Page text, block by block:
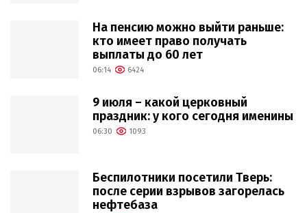
На пенсию можно выйти раньше:
кто имеет право получать
выплаты до 60 лет
06:14 6424
9 июля – какой церковный
праздник: у кого сегодня именины
06:30 1093
Беспилотники посетили Тверь:
после серии взрывов загорелась
нефтебаза